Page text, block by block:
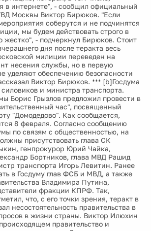
в интернете", - сообщил официальный
Москвы Виктор Бирюков. "Если
соберутся и не подчинятся
мы будем действовать строго в
жестко", - подчеркнул Бирюков. Стоит
дня после теракта весь
милиции переведен на
несения службы, но в первую
уделяют обеспечению безопасности
Виктор Бирюков. *** [b]Госдума
и министра транспорта.
Борис Грызлов предложил провести в
час", посвященный
"Домодедово". Как сообщается,
8 февраля. Согласно сообщению
по связям с общественностью, на
присутствовать глава СК
генпрокурор Юрий Чайка,
Бортников, глава МВД Рашид
транспорта Игорь Левитин. Ранее
в Госдуму глав ФСБ и МВД, а также
Владимира Путина,
фракции КПРФ. Так,
что, с его точки зрения, теракт в
несостоятельность правительства в
в жизни страны. Виктор Илюхин
правительство и